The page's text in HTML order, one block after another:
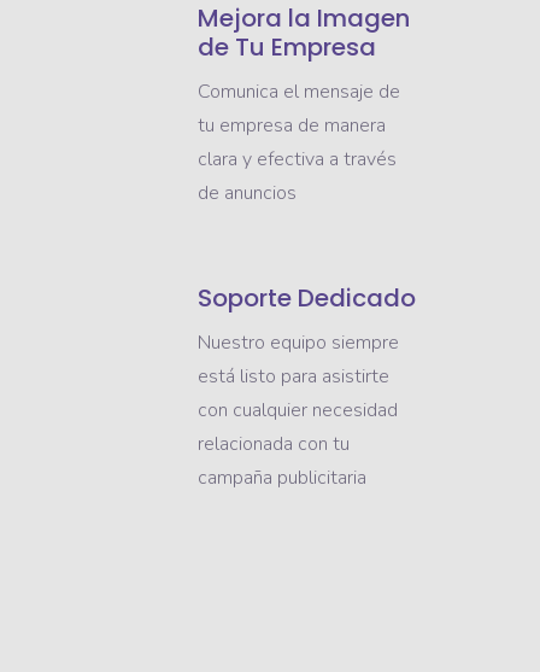
Mejora la Imagen
de Tu Empresa
Comunica el mensaje de
tu empresa de manera
clara y efectiva a través
de anuncios
Soporte Dedicado
Nuestro equipo siempre
está listo para asistirte
con cualquier necesidad
relacionada con tu
campaña publicitaria